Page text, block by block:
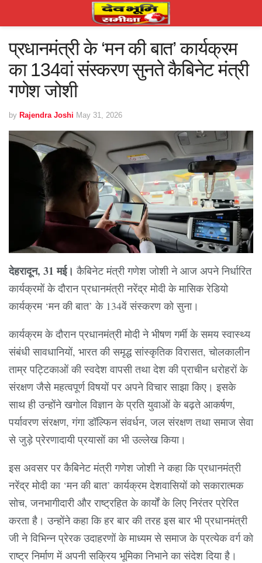
प्रधानमंत्री के ‘मन की बात’ कार्यक्रम
का 134वां संस्करण सुनते कैबिनेट मंत्री
गणेश जोशी
by Rajendra Joshi May 31, 2026
देहरादून, 31 मई। कैबिनेट मंत्री गणेश जोशी ने आज अपने निर्धारित
कार्यक्रमों के दौरान प्रधानमंत्री नरेंद्र मोदी के मासिक रेडियो
कार्यक्रम ‘मन की बात’ के 134वें संस्करण को सुना।
कार्यक्रम के दौरान प्रधानमंत्री मोदी ने भीषण गर्मी के समय स्वास्थ्य
संबंधी सावधानियों, भारत की समृद्ध सांस्कृतिक विरासत, चोलकालीन
ताम्र पट्टिकाओं की स्वदेश वापसी तथा देश की प्राचीन धरोहरों के
संरक्षण जैसे महत्वपूर्ण विषयों पर अपने विचार साझा किए। इसके
साथ ही उन्होंने खगोल विज्ञान के प्रति युवाओं के बढ़ते आकर्षण,
पर्यावरण संरक्षण, गंगा डॉल्फिन संवर्धन, जल संरक्षण तथा समाज सेवा
से जुड़े प्रेरणादायी प्रयासों का भी उल्लेख किया।
इस अवसर पर कैबिनेट मंत्री गणेश जोशी ने कहा कि प्रधानमंत्री
नरेंद्र मोदी का ‘मन की बात’ कार्यक्रम देशवासियों को सकारात्मक
सोच, जनभागीदारी और राष्ट्रहित के कार्यों के लिए निरंतर प्रेरित
करता है। उन्होंने कहा कि हर बार की तरह इस बार भी प्रधानमंत्री
जी ने विभिन्न प्रेरक उदाहरणों के माध्यम से समाज के प्रत्येक वर्ग को
राष्ट्र निर्माण में अपनी सक्रिय भूमिका निभाने का संदेश दिया है।